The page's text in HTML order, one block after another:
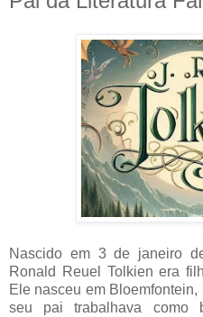
Nascido em 3 de janeiro
Ronald Reuel Tolkien era
Ele nasceu em
seu pai trabalhava como